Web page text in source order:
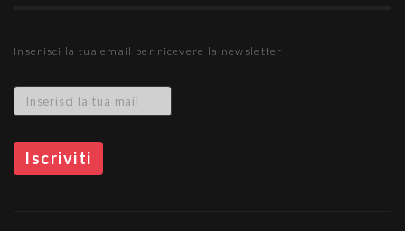
Inserisci la tua email per ricevere la newsletter